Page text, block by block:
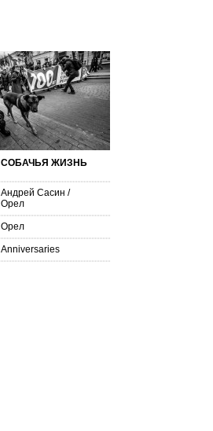
СОБАЧЬЯ ЖИЗНЬ
Андрей Сасин /
Орел
Орел
Anniversaries